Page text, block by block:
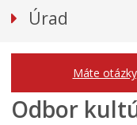
Úrad
ODBORY
Ekonomický
Máte
Odbor